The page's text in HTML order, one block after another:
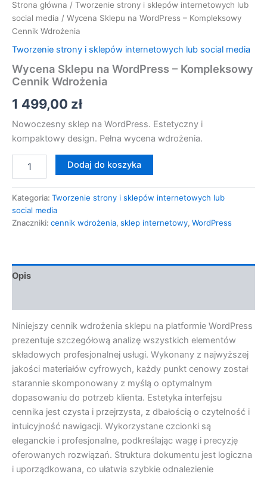
Strona główna / Tworzenie strony i sklepów internetowych lub
social media / Wycena Sklepu na WordPress – Kompleksowy
Cennik Wdrożenia
Tworzenie strony i sklepów internetowych lub social media
Wycena Sklepu na WordPress – Kompleksowy
Cennik Wdrożenia
1 499,00 zł
Nowoczesny sklep na WordPress. Estetyczny i
kompaktowy design. Pełna wycena wdrożenia.
Dodaj do koszyka
Kategoria: Tworzenie strony i sklepów internetowych lub
social media
Znaczniki: cennik wdrożenia, sklep internetowy, WordPress
Opis
Niniejszy cennik wdrożenia sklepu na platformie WordPress
prezentuje szczegółową analizę wszystkich elementów
składowych profesjonalnej usługi. Wykonany z najwyższej
jakości materiałów cyfrowych, każdy punkt cenowy został
starannie skomponowany z myślą o optymalnym
dopasowaniu do potrzeb klienta. Estetyka interfejsu
cennika jest czysta i przejrzysta, z dbałością o czytelność i
intuicyjność nawigacji. Wykorzystane czcionki są
eleganckie i profesjonalne, podkreślając wagę i precyzję
oferowanych rozwiązań. Struktura dokumentu jest logiczna
i uporządkowana, co ułatwia szybkie odnalezienie